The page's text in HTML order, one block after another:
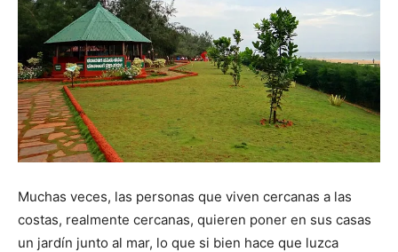
Muchas veces, las personas que viven cercanas a las
costas, realmente cercanas, quieren poner en sus casas
un jardín junto al mar, lo que si bien hace que luzca